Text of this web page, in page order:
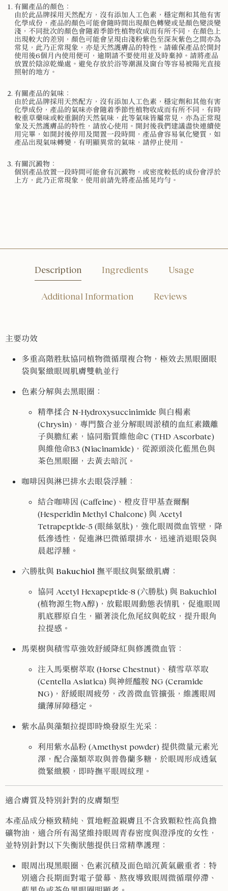
有關產品的顏色：
由於此品牌採用天然配方，沒有添加人工色素，穩定劑和其他有害
化學成份，產品的顏色可能會隨時間出現顏色轉變或是顏色變淡變
淺，不同批次的顏色會隨着季節性植物收成而有所不同，在顏色上
出現較大的差別，顏色可能會呈現由淺粉紫色至深灰紫色之間亦為
常見，此乃正常現象，亦是天然護膚品的特性。請確保產品於開封
使用後6個月內使用便可，逾期請不要使用並及時棄掉。請將產品
放置於陰涼乾燥處。避免存放於浴等潮濕及窗台等容易被陽光直接
照射的地方。
有關產品的氣味：
由於此品牌採用天然配方，沒有添加人工色素，穩定劑和其他有害
化學成份，產品的氣味亦會隨着季節性植物收成而有所不同，有時
較重草藥味或較重銅的天然氣味，此等氣味皆屬常見，亦為正常現
象及天然護膚品的特性，請放心使用。開封後我們建議盡快連續使
用完畢，如開封後停用及閒置一段時間，產品會容易氧化變質，如
產品出現氣味轉變，有明顯異常的氣味，請停止使用。
有關沉澱物：
個別產品放置一段時間可能會有沉澱物，或密度較低的成份會浮於
上方，此乃正常現象，使用前請先將產品搖晃均勻。
Description Ingredients Usage
Additional Information Reviews
主要功效
多重高階胜肽協同植物微循環複合物，極效去黑眼圈眼
袋與緊緻眼周肌膚雙軌並行
色素分解與去黑眼圈 ：
精準揉合 N-Hydroxysuccinimide 與白楊素
(Chrysin)，專門螯合並分解眼周淤積的血紅素鐵離
子與膽紅素，協同脂質維他命C (THD Ascorbate)
與維他命B3 (Niacinamide)，從源頭淡化藍黑色與
茶色黑眼圈，去黃去暗沉。
咖啡因與淋巴排水去眼袋浮腫 ：
結合咖啡因 (Caffeine)、橙皮苷甲基查爾酮
(Hesperidin Methyl Chalcone) 與 Acetyl
Tetrapeptide-5 (眼絲氨肽)，強化眼周微血管壁，降
低滲透性，促進淋巴微循環排水，迅速消退眼袋與
晨起浮腫。
六勝肽與 Bakuchiol 撫平眼紋與緊緻肌膚 ：
協同 Acetyl Hexapeptide-8 (六勝肽) 與 Bakuchiol
(植物源生物A醇)，放鬆眼周動態表情肌，促進眼周
肌底膠原自生，顯著淡化魚尾紋與乾紋，提升眼角
拉提感。
馬栗樹與積雪草強效舒緩降紅與修護微血管 ：
注入馬栗樹萃取 (Horse Chestnut)、積雪草萃取
(Centella Asiatica) 與神經醯胺 NG (Ceramide
NG)，舒緩眼周疲勞，改善微血管擴張，維護眼周
纖薄屏障穩定。
紫水晶與藻類拉提即時煥發原生光采 ：
利用紫水晶粉 (Amethyst powder) 提供微量元素光
澤，配合藻類萃取與普魯蘭多糖，於眼周形成透氣
微緊緻膜，即時撫平眼周紋理。
適合膚質及特別針對的皮膚類型
本產品成分極致精純、質地輕盈親膚且不含致顆粒性高負擔
礦物油，適合所有渴望維持眼周青春密度與澄淨度的女性，
並特別針對以下失衡狀態提供日常精準護理：
眼周出現黑眼圈、色素沉積及面色暗沉黃氣嚴重者 ：特
別適合長期面對電子螢幕、熬夜導致眼周微循環停滯、